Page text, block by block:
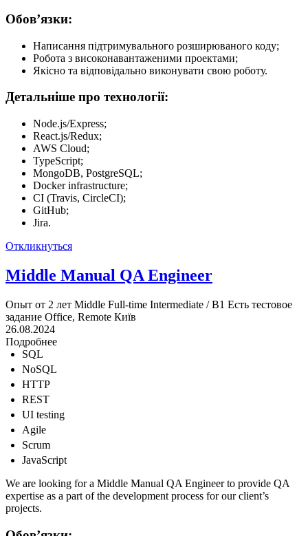
Обов’язки:
Написання підтримувального розширюваного коду;
Робота з високонавантаженими проектами;
Якісно та відповідально виконувати свою роботу.
Детальніше про технології:
Node.js/Express;
React.js/Redux;
AWS Cloud;
TypeScript;
MongoDB, PostgreSQL;
Docker infrastructure;
CI (Travis, CircleCI);
GitHub;
Jira.
Откликнуться
Middle Manual QA Engineer
Опыт от 2 лет Middle Full-time Intermediate / B1 Есть тестовое
задание Office, Remote Київ
26.08.2024
Подробнее
SQL
NoSQL
HTTP
REST
UI testing
Agile
Scrum
JavaScript
We are looking for a Middle Manual QA Engineer to provide QA
expertise as a part of the development process for our client’s
projects.